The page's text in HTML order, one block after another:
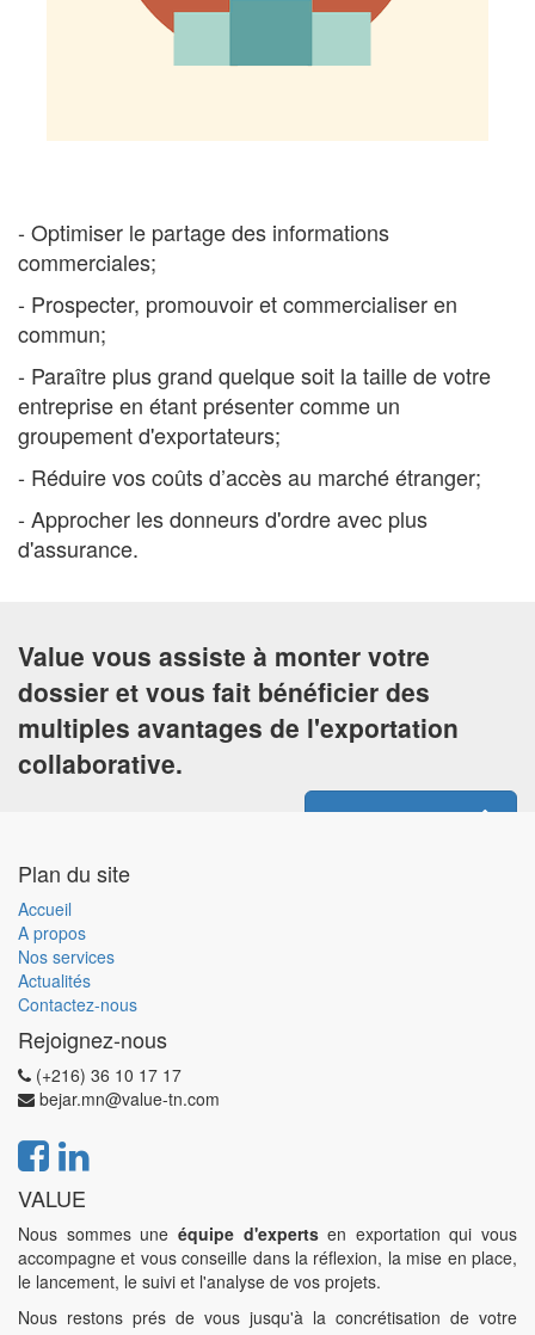
- Optimiser le partage des informations
commerciales;
- Prospecter, promouvoir et commercialiser en
commun;
- Paraître plus grand quelque soit la taille de votre
entreprise en étant présenter comme un
groupement d'exportateurs;
- Réduire vos coûts d’accès au marché étranger;
- Approcher les donneurs d'ordre avec plus
d'assurance.
Value vous assiste à monter votre
dossier et vous fait bénéficier des
multiples avantages de l'exportation
collaborative.
Contactez-nous
Plan du site
Accueil
A propos
Nos services
Actualités
Contactez-nous
Rejoignez-nous
(+216) 36 10 17 17
bejar.mn@value-tn.com
VALUE
Nous sommes une équipe d'expertsen exportation qui vous
accompagne et vous conseille dans la réflexion, la mise en place,
le lancement, le suivi et l'analyse de vos projets.
Nous restons prés de vous jusqu'à la concrétisation de votre